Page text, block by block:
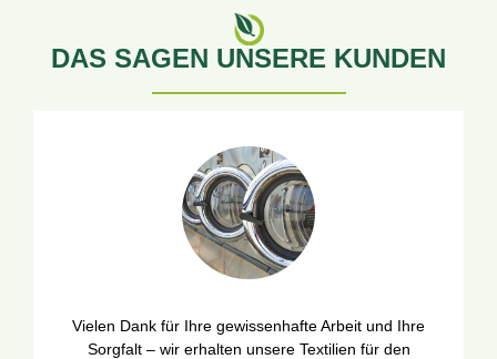
DAS SAGEN UNSERE KUNDEN
Vielen Dank für Ihre gewissenhafte Arbeit und Ihre
Sorgfalt – wir erhalten unsere Textilien für den